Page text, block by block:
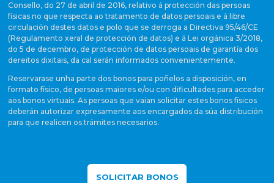
Consello, do 27 de abril de 2016, relativo á protección das persoas
físicas no que respecta ao tratamento de datos persoais e á libre
circulación destes datos e polo que se derroga a Directiva 95/46/CE
(Regulamento xeral de protección de datos) e á Lei orgánica 3/2018,
do 5 de decembro, de protección de datos persoais de garantía dos
dereitos dixitais, da cal serán informados convenientemente.
Reservarase unha parte dos bonos para poñelos a disposición, en
formato físico, de persoas maiores e/ou con dificultades para acceder
aos bonos virtuais. As persoas que vaian solicitar estes bonos físicos
deberán autorizar expresamente aos encargados da súa distribución
para que realicen os trámites necesarios.
SOLICITAR BONOS